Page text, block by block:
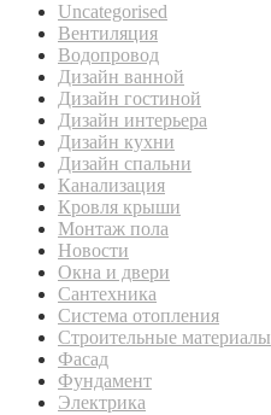
Uncategorised
Вентиляция
Водопровод
Дизайн ванной
Дизайн гостиной
Дизайн интерьера
Дизайн кухни
Дизайн спальни
Канализация
Кровля крыши
Монтаж пола
Новости
Окна и двери
Сантехника
Система отопления
Строительные материалы
Фасад
Фундамент
Электрика